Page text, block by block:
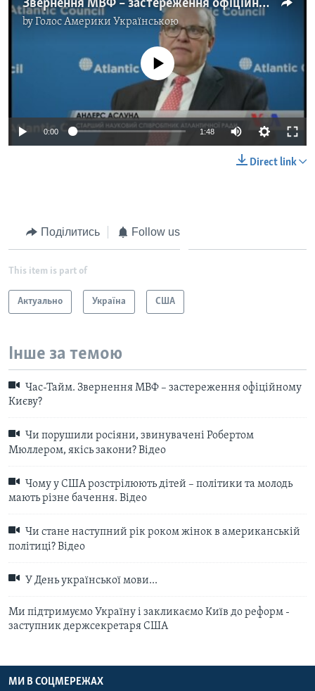
Звернення МВФ – застереження офіційному Києву – Андерс Аслунд. Відео
byГолос Америки Українською
No media source currently available
0:00 1:48
Direct link
Поділитись Follow us
This item is part of
Актуально Україна США
Інше за темою
Час-Тайм. Звернення МВФ – застереження офіційному
Києву?
Чи порушили росіяни, звинувачені Робертом
Мюллером, якісь закони? Відео
Чому у США розстрілюють дітей – політики та молодь
мають різне бачення. Відео
Чи стане наступний рік роком жінок в американській
політиці? Відео
У День української мови...
Ми підтримуємо Україну і закликаємо Київ до реформ -
заступник держсекретаря США
МИ В СОЦМЕРЕЖАХ